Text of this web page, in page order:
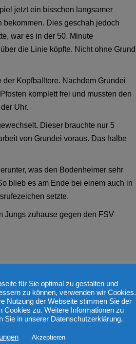
jetzt ein bisschen langsamer
Dies geschah jedoch
war es in der 50. Minute
die Linie köpfte. Nicht ohne Grund
der Kopfballtore. Nachdem Grundei
komplett frei und mussten den
Uhr.
Dieser brauchte nur 5
von Grundei voraus. Das halbe
was den Bodenheimer sehr
blieb es am Ende bei einem auch in
setzte.
Jungs zuhause gegen den FSV
für Sie optimal zu gestalten und
zu können, verwenden wir Cookies.
Nutzung der Webseite stimmen Sie der
Cookies zu. Weitere Informationen zu
Sie in unserer Datenschutzerklärung.
Akzeptieren